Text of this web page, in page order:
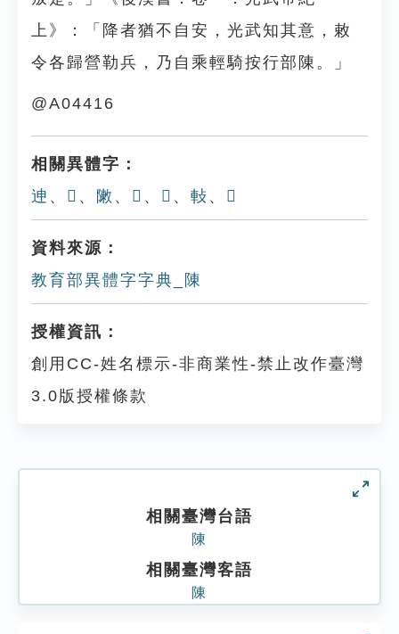
上》：「降者猶不自安，光武知其意，敕
令各歸營勒兵，乃自乘輕騎按行部陳。」
@A04416
相關異體字：
迧 、 𨊴 、 敶 、 𨸬 、 𨻰 、 軙 、 𢽬
資料來源：
教育部異體字字典_陳
授權資訊：
創用CC-姓名標示-非商業性-禁止改作臺灣
3.0版授權條款
相關臺灣台語
陳
相關臺灣客語
陳